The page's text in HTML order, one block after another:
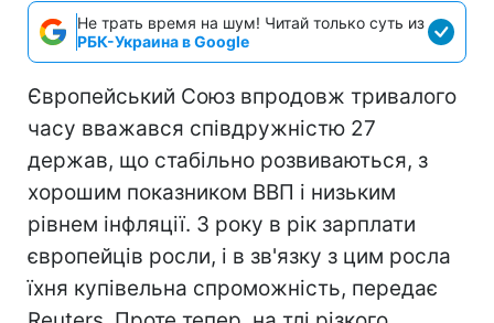
Не трать время на шум! Читай только суть из
РБК-Украина в Google
Європейський Союз впродовж тривалого
часу вважався співдружністю 27
держав, що стабільно розвиваються, з
хорошим показником ВВП і низьким
рівнем інфляції. З року в рік зарплати
європейців росли, і в зв'язку з цим росла
їхня купівельна спроможність, передає